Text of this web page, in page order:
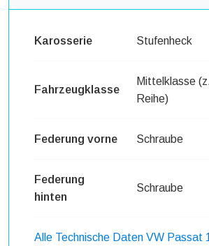
Karosserie Stufenheck
Fahrzeugklasse
Mittelklasse
Reihe)
Federung vorne Schraube
Federung
hinten
Schraube
Alle Technische Daten VW Passat